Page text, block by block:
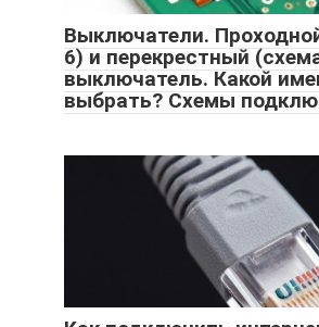
Выключатели.
6) и перекрестный
выключатель. Какой
выбрать? Схемы